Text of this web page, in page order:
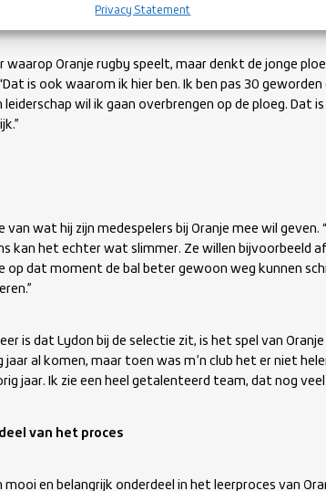
Privacy Statement
waarop Oranje rugby speelt, maar denkt de jonge
is ook waarom ik hier ben. Ik ben pas 30 geworden
leiderschap wil ik gaan overbrengen op de ploeg. Dat
wat hij zijn medespelers bij Oranje mee wil geven.
kan het echter wat slimmer. Ze willen bijvoorbeeld
op dat moment de bal beter gewoon weg kunnen
is dat Lydon bij de selectie zit, is het spel van
jaar al komen, maar toen was m’n club het er niet
jaar. Ik zie een heel getalenteerd team, dat nog veel
van het proces
mooi en belangrijk onderdeel in het leerproces van